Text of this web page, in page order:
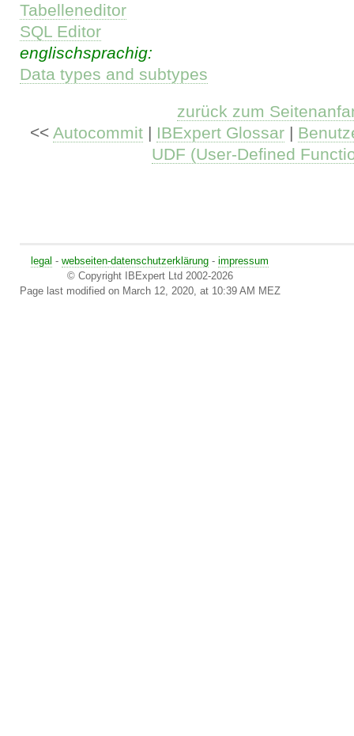
Tabelleneditor
SQL Editor
englischsprachig:
Data types and subtypes
zurück zum
<< Autocommit| IBExpert Glossar|
UDF (User-Defined
legal - webseiten-datenschutzerklärung - impressum
© Copyright IBExpert Ltd 2002-2026
Page last modified on March 12, 2020, at 10:39 AM MEZ